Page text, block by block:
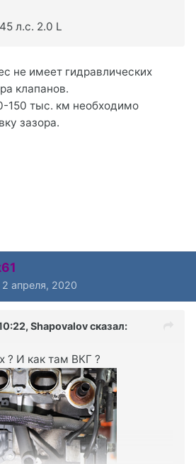
л.с. 2.0 L
не имеет гидравлических
клапанов.
150 тыс. км необходимо
зазора.
2 апреля, 2020
Shapovalovсказал:
? И как там ВКГ ?